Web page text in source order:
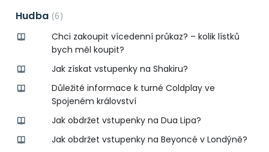
Hudba 6
Chci zakoupit vícedenní průkaz? – kolik lístků
bych měl koupit?
Jak získat vstupenky na Shakiru?
Důležité informace k turné Coldplay ve
Spojeném království
Jak obdržet vstupenky na Dua Lipa?
Jak obdržet vstupenky na Beyoncé v Londýně?